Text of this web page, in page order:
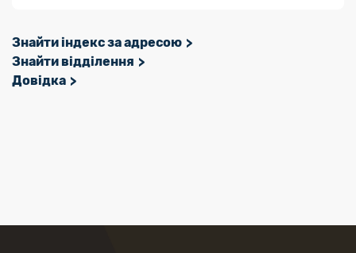
Знайти індекс за адресою
Знайти відділення
Довідка